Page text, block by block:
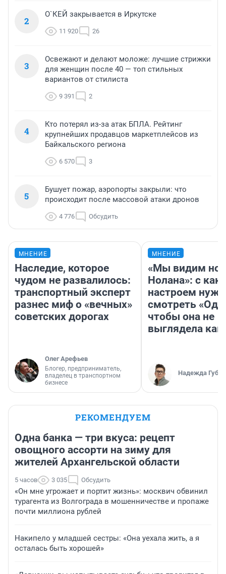
2
О`КЕЙ закрывается в Иркутске
11 920 26
3
Освежают и делают моложе: лучшие стрижки
для женщин после 40 — топ стильных
вариантов от стилиста
9 391 2
4
Кто потерял из-за атак БПЛА. Рейтинг
крупнейших продавцов маркетплейсов из
Байкальского региона
6 570 3
5
Бушует пожар, аэропорты закрыли: что
происходит после массовой атаки дронов
4 776 Обсудить
МНЕНИЕ
Наследие, которое
чудом не развалилось:
транспортный эксперт
разнес миф о «вечных»
советских дорогах
Олег Арефьев
Блогер, предприниматель,
владелец в транспортном
бизнесе
МНЕНИЕ
«Мы видим
Нолана»: с
настроем
смотреть
чтобы она не
выглядела как
Надежда
РЕКОМЕНДУЕМ
Одна банка — три вкуса: рецепт
овощного ассорти на зиму для
жителей Архангельской области
5 часов 3 035 Обсудить
«Он мне угрожает и портит жизнь»: москвич обвинил
турагента из Волгограда в мошенничестве и пропаже
почти миллиона рублей
Накипело у младшей сестры: «Она уехала жить, а я
осталась быть хорошей»